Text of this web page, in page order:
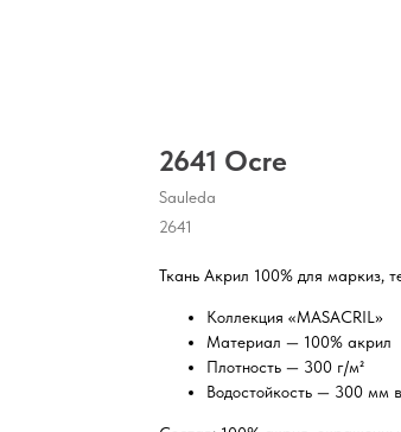
2641 Ocre
Sauleda
2641
Ткань Акрил 100% для маркиз,
Коллекция «MASACRIL»
Материал — 100% акрил
Плотность — 300 г/м²
Водостойкость — 300 мм